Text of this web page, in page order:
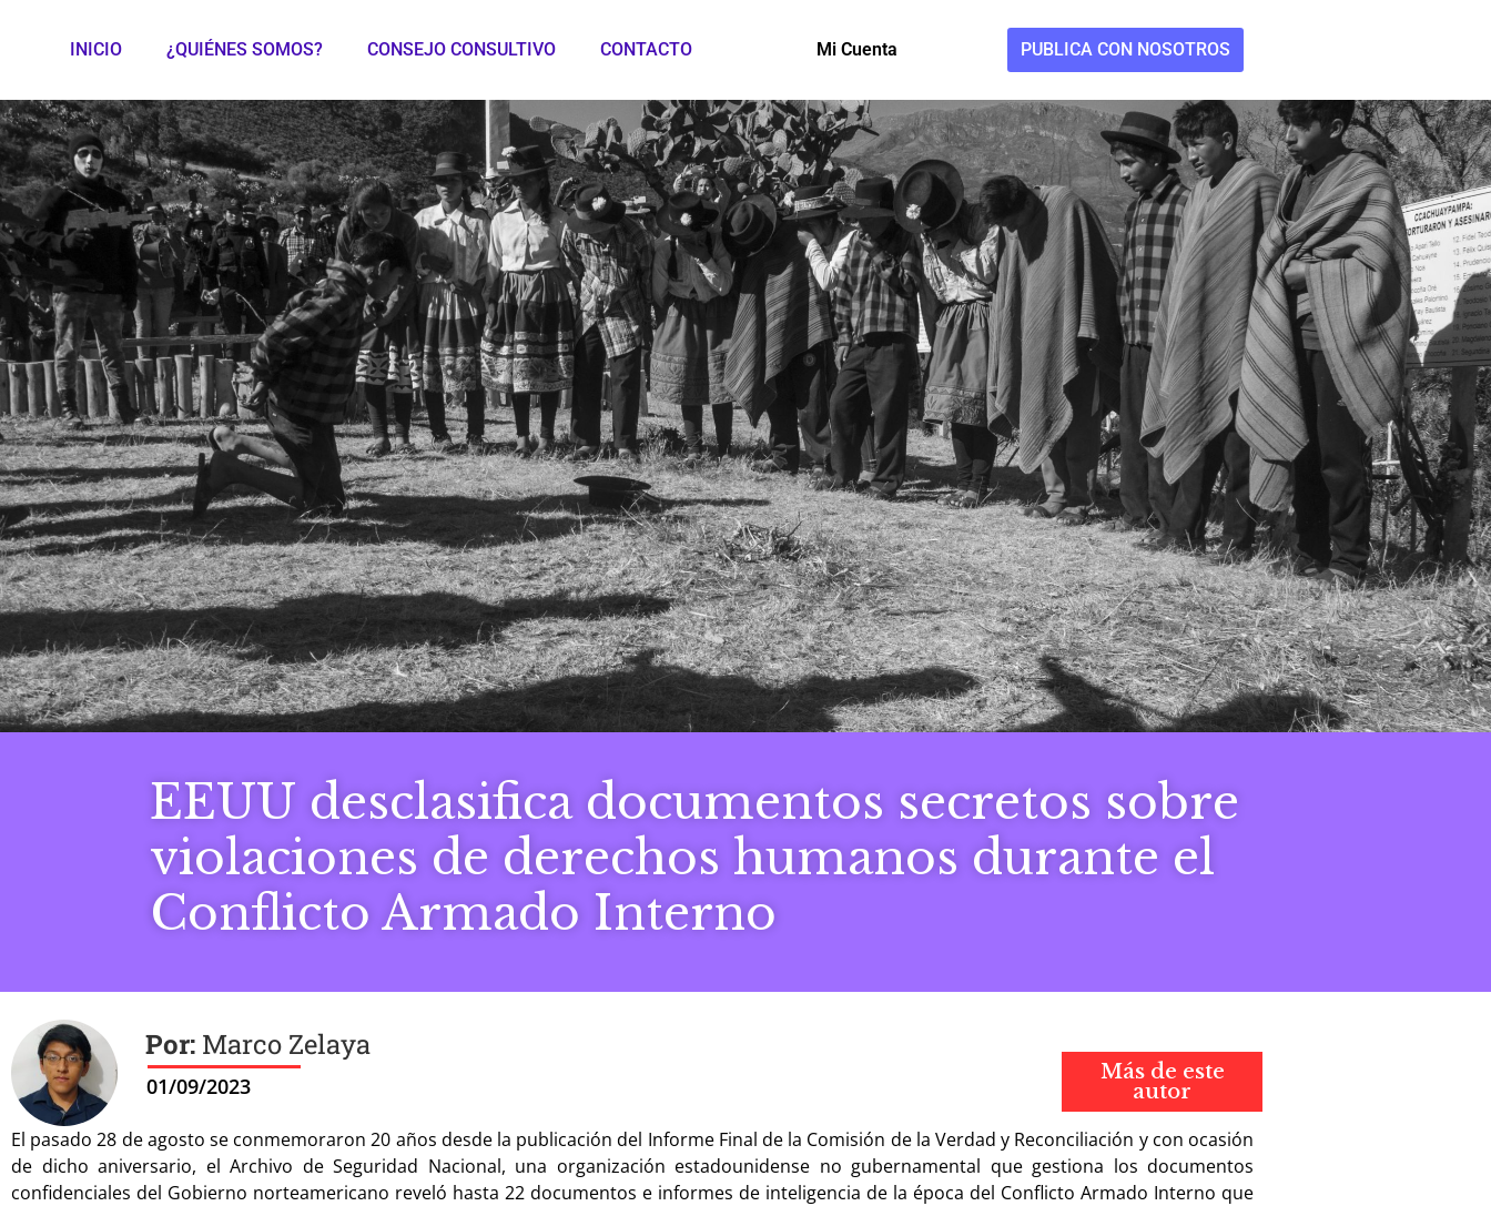
INICIO ¿QUIÉNES SOMOS? CONSEJO CONSULTIVO CONTACTO Mi Cuenta PUBLICA CON NOSOTROS
EEUU desclasifica documentos secretos sobre
violaciones de derechos humanos durante el
Conflicto Armado Interno
Marco Zelaya
Más de este
autor
El pasado 28 de agosto se conmemoraron 20 años desde la publicación del Informe Final de la Comisión de la Verdad y Reconciliación y con ocasión
de dicho aniversario, el Archivo de Seguridad Nacional, una organización estadounidense no gubernamental que gestiona los documentos
confidenciales del Gobierno norteamericano reveló hasta 22 documentos e informes de inteligencia de la época del Conflicto Armado Interno que
01/09/2023